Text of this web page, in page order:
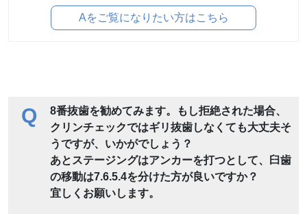
Aをご覧になりたい方はこちら
Q
8番抜歯を勧めてみます。もし拒絶された場合、
クリンチェックではギリ抜歯しなくても大丈夫そ
うですが、いかがでしょう？
あとステージングはアンカーを打つとして、臼歯
の移動は7.6.5.4を分けた方が良いですか？
宜しくお願いします。